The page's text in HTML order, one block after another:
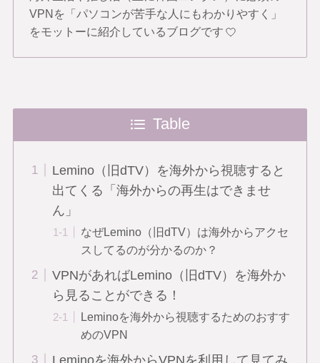
VPNを「パソコンが苦手な人にもわかりやすく」
をモットーに紹介しているブログです
Table
Lemino（旧dTV）を海外から視聴すると
出てくる「海外からの再生はできませ
ん」
なぜLemino（旧dTV）は海外からアクセ
スしてるのが分かるのか？
VPNがあればLemino（旧dTV）を海外か
ら見ることができる！
Leminoを海外から視聴するためのおすす
めのVPN
Leminoを海外からVPNを利用して見てみ